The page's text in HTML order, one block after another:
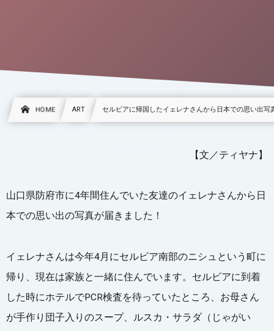
HOME ART セルビアに帰国したイェレナさんから日本での思い出
【文／ティヤナ】
山口県防府市に4年間住んでいた友達のイェレナさんから日
本での思い出の写真が届きました！
イェレナさんは今年4月にセルビア南部のニシュという町に
帰り、現在は家族と一緒に住んでいます。セルビアに到着
した時にホテルでPCR検査を待っていたところ、お母さん
が手作り団子入りのスープ、ルスカ・サラダ（じゃがい